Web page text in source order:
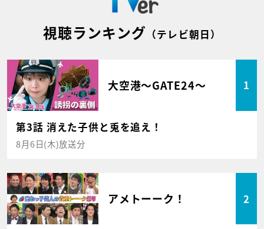
視聴ランキング （テレビ朝日）
大空港～GATE24～ 1
第3話 消えた子供と兎を追え！
8月6日(木)放送分
アメトーーク！ 2